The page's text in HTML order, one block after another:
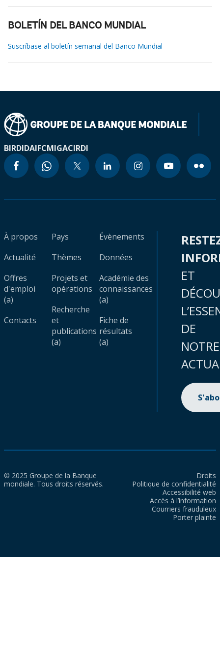
BOLETÍN DEL BANCO MUNDIAL
Suscríbase al boletín semanal del Banco Mundial
BIRDIDAIFCMIGACIRDI
À propos
Actualité
Offres
d'emploi
(a)
Contacts
Pays
Thèmes
Projets et
opérations
Recherche
et
publications
(a)
Évènements
Données
Académie des
connaissances
(a)
Fiche de
résultats
(a)
ET
DE
NOTRE
© 2025 Groupe de la Banque
mondiale. Tous droits réservés.
Droits
Politique de confidentialité
Accessibilité web
Accès à l’information
Courriers frauduleux
Porter plainte